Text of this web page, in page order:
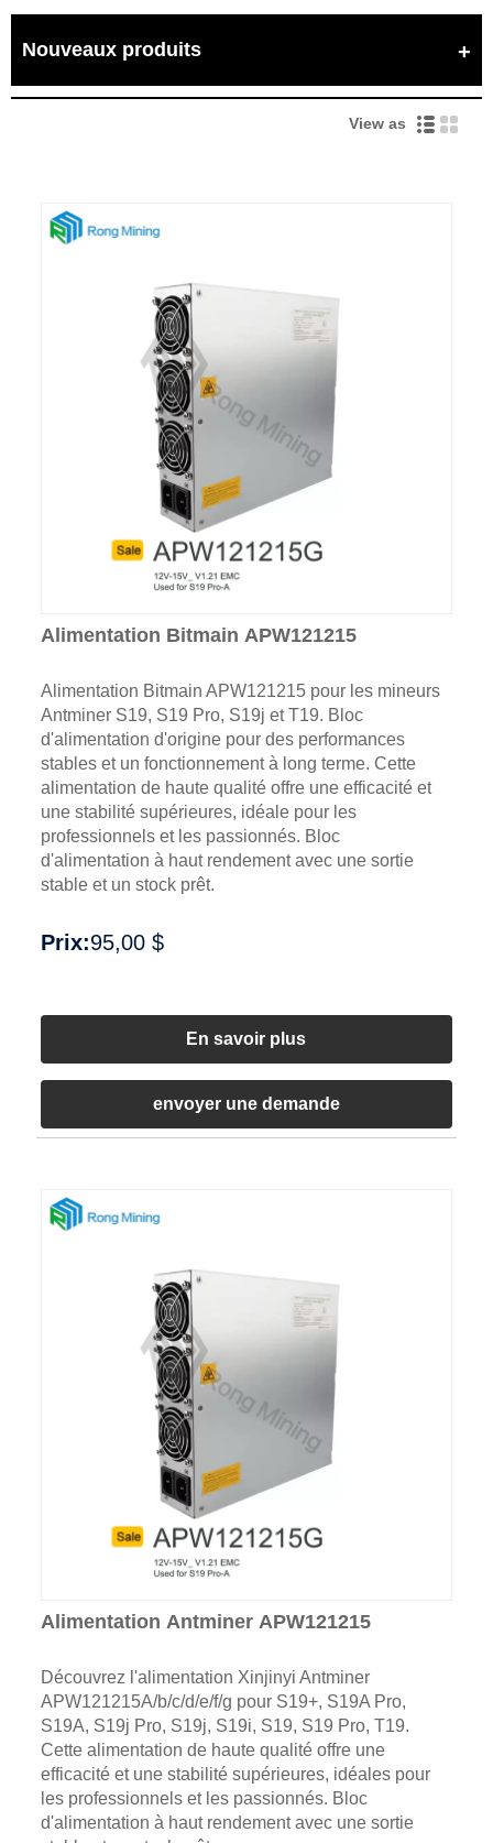
Nouveaux produits
View as
Alimentation Bitmain APW121215
Alimentation Bitmain APW121215 pour les mineurs
Antminer S19, S19 Pro, S19j et T19. Bloc
d'alimentation d'origine pour des performances
stables et un fonctionnement à long terme. Cette
alimentation de haute qualité offre une efficacité et
une stabilité supérieures, idéale pour les
professionnels et les passionnés. Bloc
d'alimentation à haut rendement avec une sortie
stable et un stock prêt.
Prix:95,00 $
En savoir plus
envoyer une demande
Alimentation Antminer APW121215
Découvrez l'alimentation Xinjinyi Antminer
APW121215A/b/c/d/e/f/g pour S19+, S19A Pro,
S19A, S19j Pro, S19j, S19i, S19, S19 Pro, T19.
Cette alimentation de haute qualité offre une
efficacité et une stabilité supérieures, idéales pour
les professionnels et les passionnés. Bloc
d'alimentation à haut rendement avec une sortie